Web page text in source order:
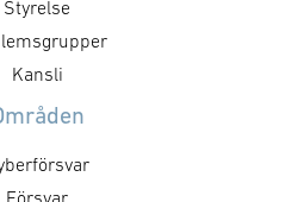
Styrelse
Kansli
Försvar